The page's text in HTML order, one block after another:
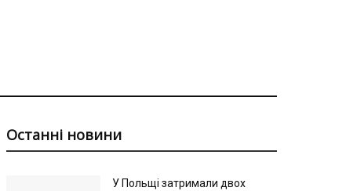
Останні новини
У Польщі затримали двох